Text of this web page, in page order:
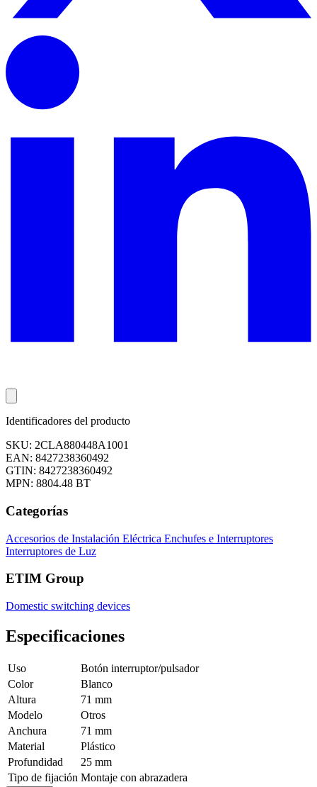
Identificadores del producto
SKU: 2CLA880448A1001
EAN: 8427238360492
GTIN: 8427238360492
MPN: 8804.48 BT
Categorías
Accesorios de Instalación Eléctrica Enchufes e Interruptores
Interruptores de Luz
ETIM Group
Domestic switching devices
Especificaciones
Uso
Botón interruptor/pulsador
Color
Blanco
Altura
71 mm
Modelo
Otros
Anchura
71 mm
Material
Plástico
Profundidad
25 mm
Tipo de fijación Montaje con abrazadera